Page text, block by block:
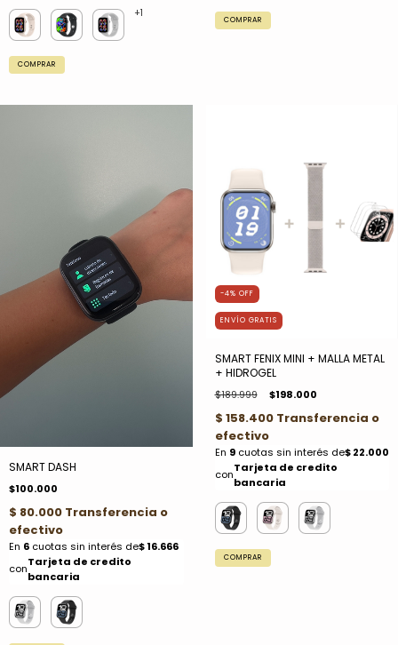
+1
COMPRAR
COMPRAR
SMART DASH
$100.000
-4% OFF
ENVÍO GRATIS
SMART FENIX MINI + MALLA METAL
+ HIDROGEL
$189.999 $198.000
COMPRAR